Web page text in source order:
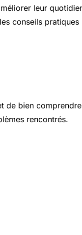
leur
conseils pratiques
de bien
rencontrés.